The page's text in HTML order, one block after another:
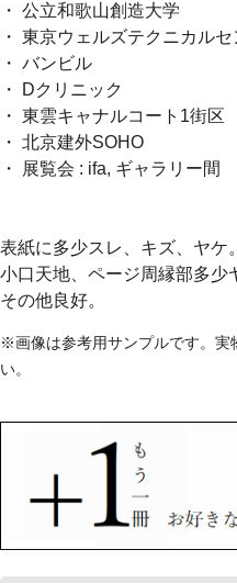
・ 公立和歌山創造大学
・ 東京ウェルズテクニカル
・ バンビル
・ Dクリニック
・ 東雲キャナルコート1街区
・ 北京建外SOHO
・ 展覧会 : ifa, ギャラリー間
表紙に多少スレ、キズ、ヤケ。
小口天地、ページ周縁部多少
その他良好。
※画像は参考用サンプルです。実
い。